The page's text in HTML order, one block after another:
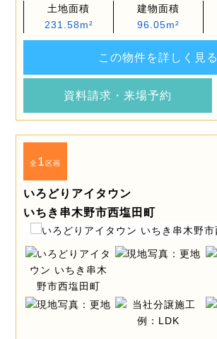
土地面積
231.58m²
建物面積
96.05m²
この物件を詳しく見る
資料請求・来場予約
全1区画
いろどりアイタウン
いちき串木野市西塩田町